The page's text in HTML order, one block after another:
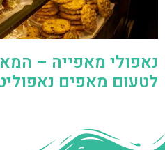
נאפולי מאפייה –
לטעום מאפים